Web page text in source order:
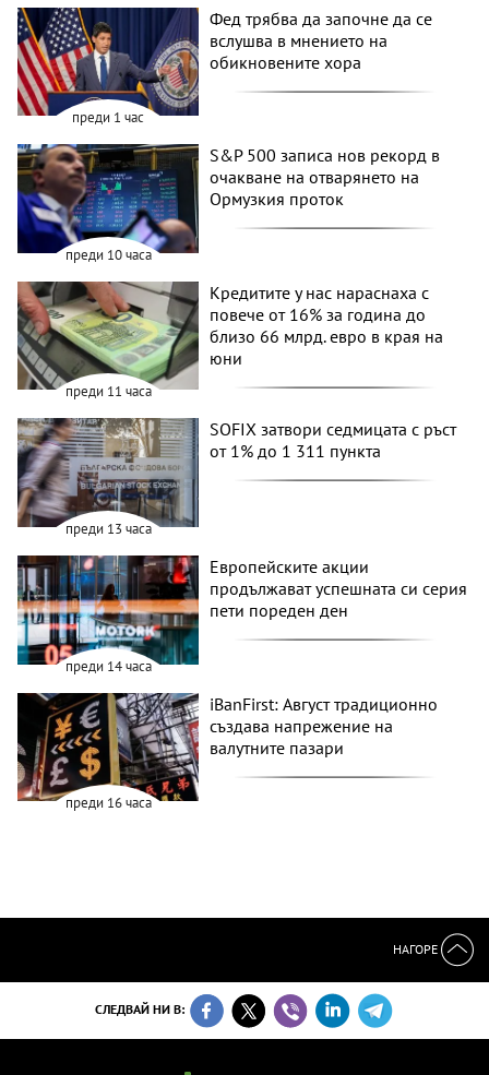
преди 1 час
Фед трябва да започне да се
вслушва в мнението на
обикновените хора
преди 10 часа
S&P 500 записа нов рекорд в
очакване на отварянето на
Ормузкия проток
преди 11 часа
Кредитите у нас нараснаха с
повече от 16% за година до
близо 66 млрд. евро в края на
юни
преди 13 часа
SOFIX затвори седмицата с ръст
от 1% до 1 311 пункта
преди 14 часа
Европейските акции
продължават успешната си серия
пети пореден ден
преди 16 часа
iBanFirst: Август традиционно
създава напрежение на
валутните пазари
НАГОРЕ
СЛЕДВАЙ НИ В: